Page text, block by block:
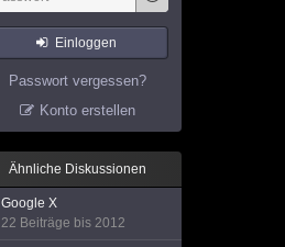
Einloggen
Passwort vergessen?
Konto erstellen
Ähnliche Diskussionen
Google X
22 Beiträge bis 2012